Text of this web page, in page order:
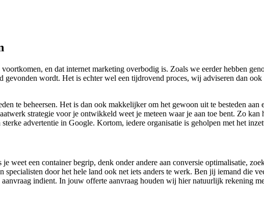
en dat internet marketing overbodig is. Zoals we eerder hebben
wordt. Het is echter wel een tijdrovend proces, wij adviseren dan
te beheersen. Het is dan ook makkelijker om het gewoon uit te besteden aan
strategie voor je ontwikkeld weet je meteen waar je aan toe bent. Zo kan
advertentie in Google. Kortom, iedere organisatie is geholpen met het
weet een container begrip, denk onder andere aan conversie optimalisatie,
specialisten door het hele land ook net iets anders te werk. Ben jij iemand die
indient. In jouw offerte aanvraag houden wij hier natuurlijk rekening